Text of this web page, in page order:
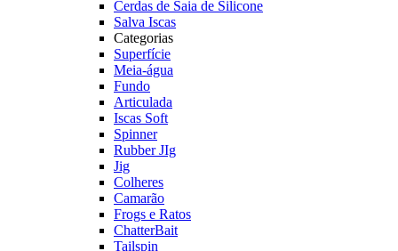
Cerdas de Saia de Silicone
Salva Iscas
Categorias
Superfície
Meia-água
Fundo
Articulada
Iscas Soft
Spinner
Rubber JIg
Jig
Colheres
Camarão
Frogs e Ratos
ChatterBait
Tailspin